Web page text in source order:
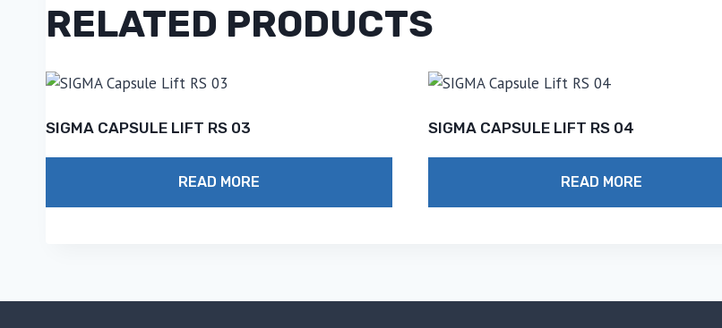
RELATED PRODUCTS
SIGMA CAPSULE LIFT RS 03
READ MORE
SIGMA CAPSULE LIFT RS 04
READ MORE